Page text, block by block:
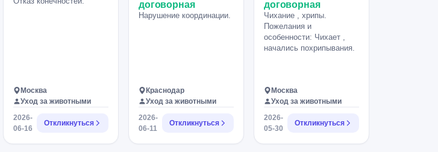
Москва
Уход за животными
2026-
06-16
Откликнуться
договорная
Нарушение координации.
Краснодар
Уход за животными
2026-
06-11
Откликнуться
договорная
Чихание , хрипы.
Пожелания и
особенности: Чихает ,
начались похрипывания.
Москва
Уход за животными
2026-
05-30
Откликнуться